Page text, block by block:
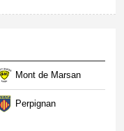
Mont de Marsan
Perpignan